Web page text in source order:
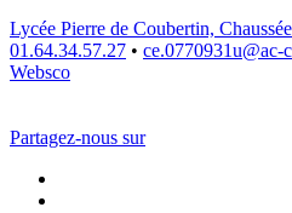
Lycée Pierre de Coubertin,
01.64.34.57.27 • ce.0770931u@ac-
Websco
Partagez-nous sur